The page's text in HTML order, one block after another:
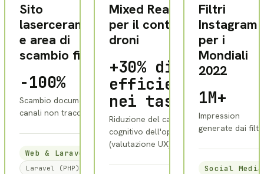
Sito
laserceramics.eu
e area di
scambio file
-100%
Scambio documentale via
canali non tracciati
Web & Laravel
Laravel (PHP)
Mixed Reality
per il controllo
droni
+30% di
efficienza
nei task
Riduzione del carico
cognitivo dell'operatore
(valutazione UX)
Filtri
Instagram
per i
Mondiali
2022
1M+
Impression
generate dai filtri
Social Media